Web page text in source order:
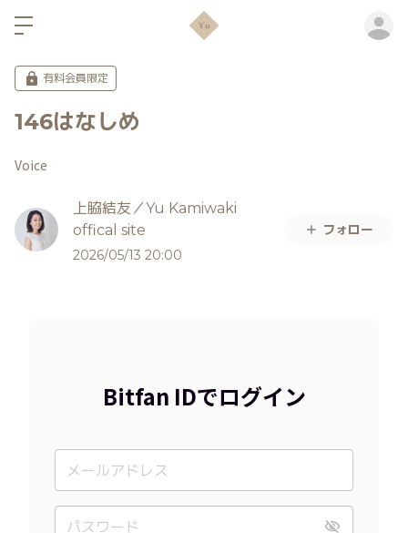
有料会員限定
146はなしめ
Voice
上脇結友／Yu Kamiwaki
offical site
2026/05/13 20:00
フォロー
Bitfan IDでログイン